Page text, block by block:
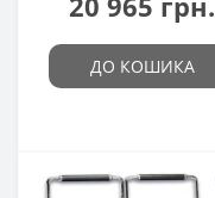
ДО КОШИКА